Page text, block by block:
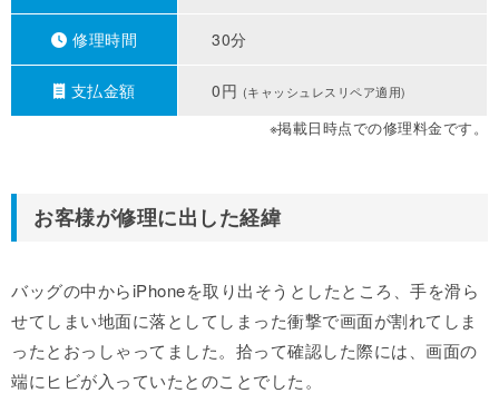
修理時間 30分
支払金額 0円 (キャッシュレスリペア適用)
※掲載日時点での修理料金です。
お客様が修理に出した経緯
バッグの中からiPhoneを取り出そうとしたところ、手を滑ら
せてしまい地面に落としてしまった衝撃で画面が割れてしま
ったとおっしゃってました。拾って確認した際には、画面の
端にヒビが入っていたとのことでした。